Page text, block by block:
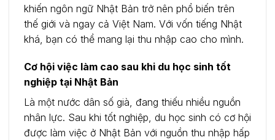
khiến ngôn ngữ Nhật Bản trở nên phổ biến trên
thế giới và ngay cả Việt Nam. Với vốn tiếng Nhật
khá, bạn có thể mang lại thu nhập cao cho mình.
Cơ hội việc làm cao sau khi du học sinh tốt
nghiệp tại Nhật Bản
Là một nước dân số già, đang thiếu nhiều nguồn
nhân lực. Sau khi tốt nghiệp, du học sinh có cơ hội
được làm việc ở Nhật Bản với nguồn thu nhập hấp